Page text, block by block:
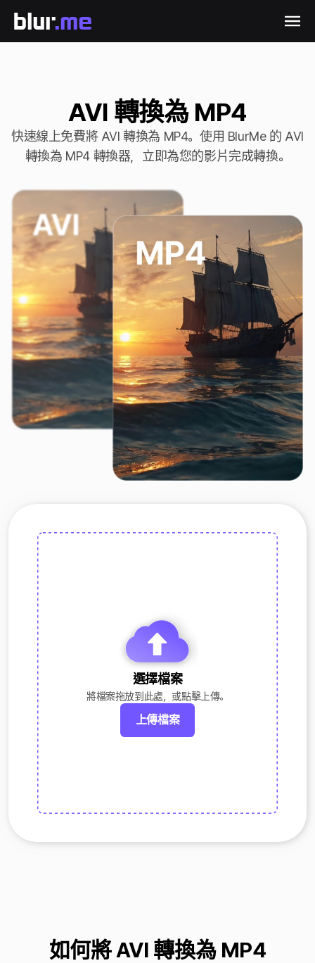
AVI 轉換為 MP4
快速線上免費將 AVI 轉換為 MP4。使用 BlurMe 的 AVI
轉換為 MP4 轉換器，立即為您的影片完成轉換。
選擇檔案
將檔案拖放到此處，或點擊上傳。
上傳檔案
如何將 AVI 轉換為 MP4